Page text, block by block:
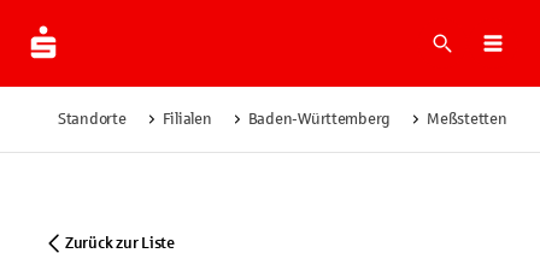
Suche
Standorte Filialen Baden-Württemberg Meßstetten
Zurück zur Liste